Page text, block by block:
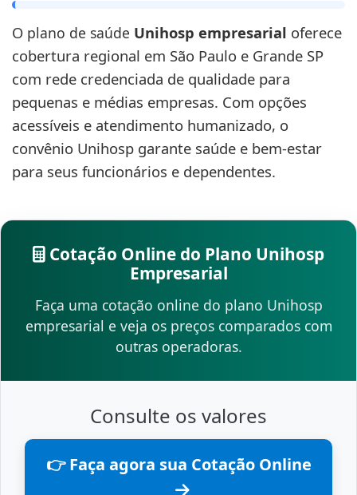
O plano de saúde Unihosp empresarial oferece
cobertura regional em São Paulo e Grande SP
com rede credenciada de qualidade para
pequenas e médias empresas. Com opções
acessíveis e atendimento humanizado, o
convênio Unihosp garante saúde e bem-estar
para seus funcionários e dependentes.
Cotação Online do Plano Unihosp
Empresarial
Faça uma cotação online do plano Unihosp
empresarial e veja os preços comparados com
outras operadoras.
Consulte os valores
👉 Faça agora sua Cotação Online